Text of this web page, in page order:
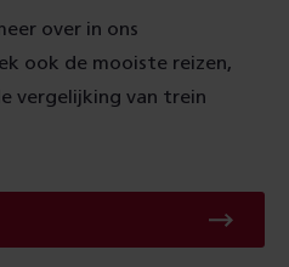
over in ons
ook de mooiste reizen,
vergelijking van trein